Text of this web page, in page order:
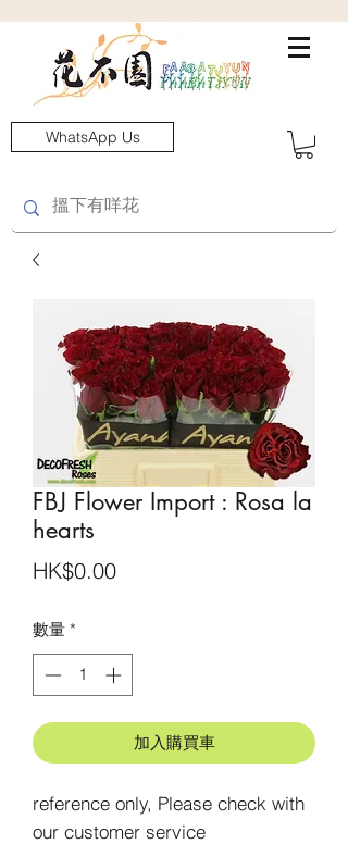
WhatsApp Us
FBJ Flower Import : Rosa la
hearts
HK$0.00價
數量 *
加入購買車
reference only, Please check with
our customer service